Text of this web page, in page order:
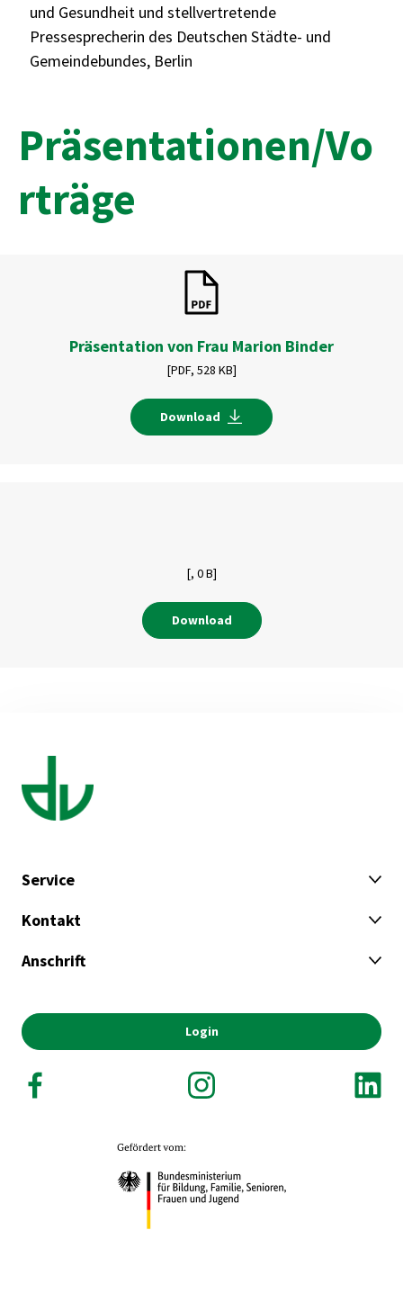
und Gesundheit und stellvertretende
Pressesprecherin des Deutschen Städte- und
Gemeindebundes, Berlin
Präsentationen/Vo
rträge
Präsentation von Frau Marion Binder
[PDF, 528 KB]
Download
[, 0 B]
Download
Service
Kontakt
Anschrift
Login